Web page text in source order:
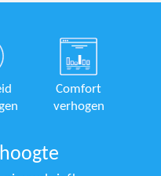
Comfort
verhogen